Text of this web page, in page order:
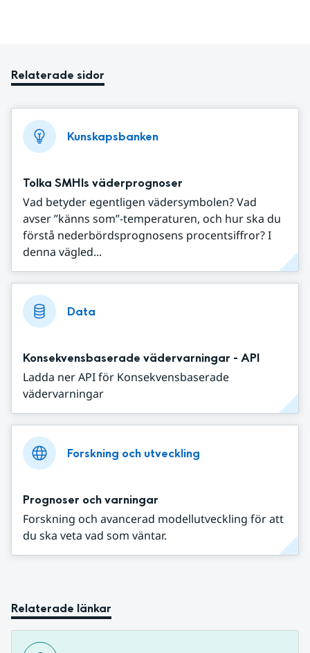
Relaterade sidor
Kunskapsbanken
Tolka SMHIs väderprognoser
Vad betyder egentligen vädersymbolen? Vad
avser ”känns som”-temperaturen, och hur ska du
förstå nederbördsprognosens procentsiffror? I
denna vägled...
Data
Konsekvensbaserade vädervarningar - API
Ladda ner API för Konsekvensbaserade
vädervarningar
Forskning och utveckling
Prognoser och varningar
Forskning och avancerad modellutveckling för att
du ska veta vad som väntar.
Relaterade länkar